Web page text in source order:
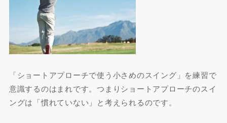
「ショートアプローチで使う小さめのスイング」を練習で
意識するのはまれです。つまりショートアプローチのスイ
ングは「慣れていない」と考えられるのです。